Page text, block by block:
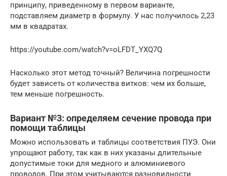
принципу, приведенному в первом варианте,
подставляем диаметр в формулу. У нас получилось 2,23
мм в квадратах.
https://youtube.com/watch?v=oLFDT_YXQ7Q
Насколько этот метод точный? Величина погрешности
будет зависеть от количества витков: чем их больше,
тем меньше погрешность.
Вариант №3: определяем сечение провода при
помощи таблицы
Можно использовать и таблицы соответствия ПУЭ. Они
упрощают работу, так как в них указаны длительные
допустимые токи для медного и алюминиевого
проводов. При этом учитываются разновидности